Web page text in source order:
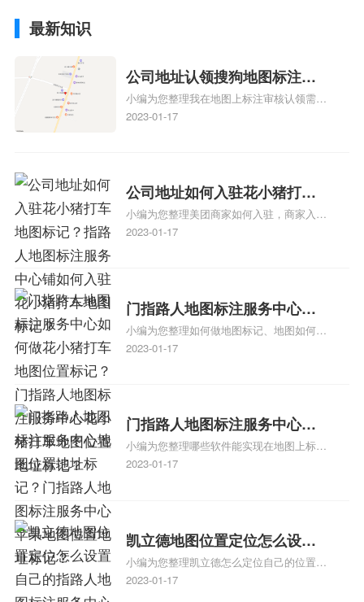
最新知识
公司地址认领搜狗地图标注多
久审核？公司地址认领地图标
注多久审核？
小编为您整理我在地图上标注审核认领需要
多久、我在地图上标注审核认领需要多久
情可查看下方正文！
2023-01-17
公司地址如何入驻花小猪打车
地图标记？指路人地图标注服
务中心铺如何入驻花小猪打车
小编为您整理美团商家如何入驻，商家入驻
教程、商家如何入驻地图、如何入驻地:、
2023-01-17
门指路人地图标注服务中心如
何做花小猪打车地图位置标
记？门指路人地图标注服务中
小编为您整理如何做地图标记、地图如何做
标记、so搜街景中如何做标记、360e启花贷
关地图标注知识，详情可查看下方正文！
2023-01-17
门指路人地图标注服务中心地
图位置地址标记？门指路人地
图标注服务中心苹果地图位置
小编为您整理哪些软件能实现在地图上标记
门指路人地图标注服务中心位置、门指路人
门指路人地图标注服务中心地址标注上地图
怎么弄相关地图标注知识，详情可查看下方
正文！
2023-01-17
凯立德地图位置定位怎么设置
自己的指路人地图标注服务中
心名？凯立德地图位置定位怎
小编为您整理凯立德怎么定位自己的位置
啊、手机凯立德地图定位怎么设置往上走、
2023-01-17